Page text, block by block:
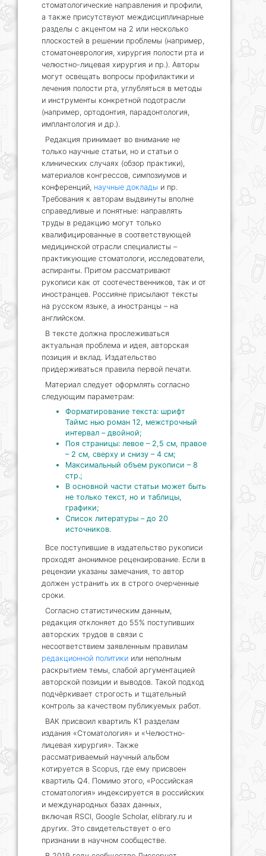
стоматологические направления и профили,
а также присутствуют междисциплинарные
разделы с акцентом на 2 или несколько
плоскостей в решении проблемы (например,
стоматоневрология, хирургия полости рта и
челюстно-лицевая хирургия и пр.). Авторы
могут освещать вопросы профилактики и
лечения полости рта, углубляться в методы
и инструменты конкретной подотрасли
(например, ортодонтия, парадонтология,
имплантология и др.).
Редакция принимает во внимание не
только научные статьи, но и статьи о
клинических случаях (обзор практики),
материалов конгрессов, симпозиумов и
конференций, научные доклады и пр.
Требования к авторам выдвинуты вполне
справедливые и понятные: направлять
труды в редакцию могут только
квалифицированные в соответствующей
медицинской отрасли специалисты –
практикующие стоматологи, исследователи,
аспиранты. Притом рассматривают
рукописи как от соотечественников, так и от
иностранцев. Россияне присылают тексты
на русском языке, а иностранцы – на
английском.
В тексте должна прослеживаться
актуальная проблема и идея, авторская
позиция и вклад. Издательство
придерживаться правила первой печати.
Материал следует оформлять согласно
следующим параметрам:
Форматирование текста: шрифт
Таймс нью роман 12, межстрочный
интервал – двойной;
Поя страницы: левое – 2,5 см, правое
– 2 см, сверху и снизу – 4 см;
Максимальный объем рукописи – 8
стр.;
В основной части статьи может быть
не только текст, но и таблицы,
графики;
Список литературы – до 20
источников.
Все поступившие в издательство рукописи
проходят анонимное рецензирование. Если в
рецензии указаны замечания, то автор
должен устранить их в строго очерченные
сроки.
Согласно статистическим данным,
редакция отклоняет до 55% поступивших
авторских трудов в связи с
несоответствием заявленным правилам
редакционной политики или неполным
раскрытием темы, слабой аргументацией
авторской позиции и выводов. Такой подход
подчёркивает строгость и тщательный
контроль за качеством публикуемых работ.
ВАК присвоил квартиль К1 разделам
издания «Стоматология» и «Челюстно-
лицевая хирургия». Также
рассматриваемый научный альбом
котируется в Scopus, где ему присвоен
квартиль Q4. Помимо этого, «Российская
стоматология» индексируется в российских
и международных базах данных,
включая RSCI, Google Scholar, elibrary.ru и
других. Это свидетельствует о его
признании в научном сообществе.